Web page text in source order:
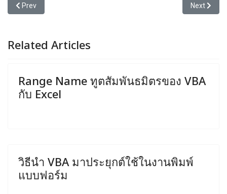
Previous article: Offset ทำหน้าที่กำหนดขนาดตารางได้เอง
Prev Next
Next
Related Articles
Range Name ทูตสัมพันธมิตรของ VBA
กับ Excel
วิธีนำ VBA มาประยุกต์ใช้ในงานพิมพ์
แบบฟอร์ม